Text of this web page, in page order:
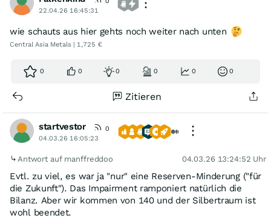
22.04.26 16:45:31
wie schauts aus hier gehts noch weiter nach unten
Central Asia Metals | 1,725 €
0 0 0 0 0 0
Zitieren
startvestor
0
04.03.26 16:05:23
Antwort auf manffreddoo 04.03.26 13:24:52 Uhr
Evtl. zu viel, es war ja "nur" eine Reserven-Minderung ("für
die Zukunft"). Das Impairment ramponiert natürlich die
Bilanz. Aber wir kommen von 140 und der Silbertraum ist
wohl beendet.